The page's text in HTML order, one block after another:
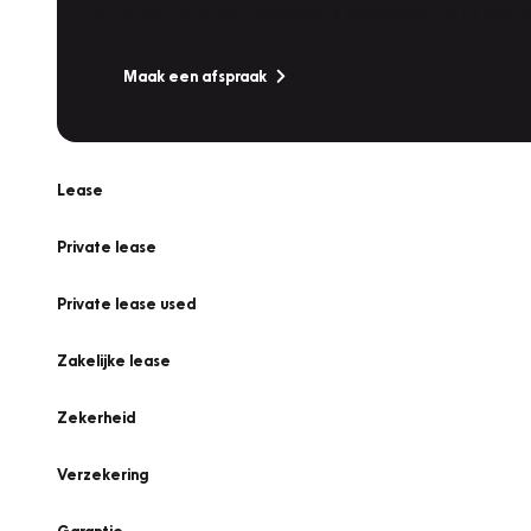
Maak een afspraak
Lease
Private lease
Private lease used
Zakelijke lease
Zekerheid
Verzekering